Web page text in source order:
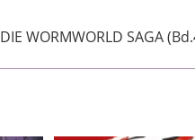
DIE WORMWORLD SAGA